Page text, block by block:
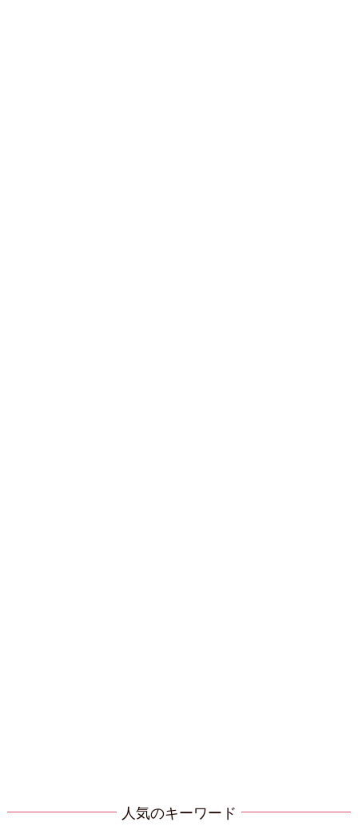
人気のキーワード